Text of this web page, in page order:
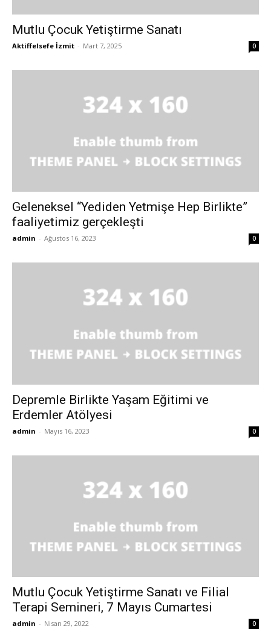
Mutlu Çocuk Yetiştirme Sanatı
Aktiffelsefe İzmit - Mart 7, 2025 0
Geleneksel “Yediden Yetmişe Hep Birlikte”
faaliyetimiz gerçekleşti
admin - Ağustos 16, 2023 0
Depremle Birlikte Yaşam Eğitimi ve
Erdemler Atölyesi
admin - Mayıs 16, 2023 0
Mutlu Çocuk Yetiştirme Sanatı ve Filial
Terapi Semineri, 7 Mayıs Cumartesi
admin - Nisan 29, 2022 0